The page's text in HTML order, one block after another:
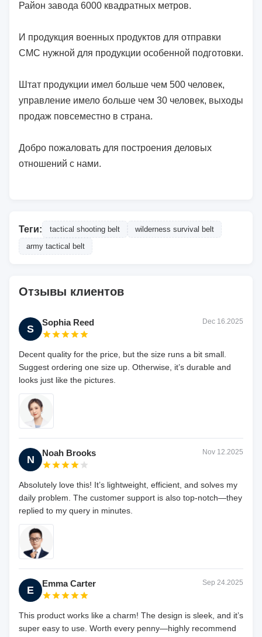
Район завода 6000 квадратных метров.
И продукция военных продуктов для отправки
СМС нужной для продукции особенной подготовки.
Штат продукции имел больше чем 500 человек,
управление имело больше чем 30 человек, выходы
продаж повсеместно в страна.
Добро пожаловать для построения деловых
отношений с нами.
Теги: tactical shooting belt
wilderness survival belt
army tactical belt
Отзывы клиентов
S
Sophia Reed Dec 16.2025
Decent quality for the price, but the size runs a bit small.
Suggest ordering one size up. Otherwise, it’s durable and
looks just like the pictures.
N
Noah Brooks Nov 12.2025
Absolutely love this! It’s lightweight, efficient, and solves my
daily problem. The customer support is also top-notch—they
replied to my query in minutes.
E
Emma Carter Sep 24.2025
This product works like a charm! The design is sleek, and it’s
super easy to use. Worth every penny—highly recommend